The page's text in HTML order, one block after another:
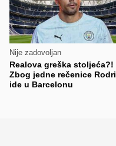
Nije zadovoljan
Realova greška stoljeća?!
Zbog jedne rečenice Rodri
ide u Barcelonu